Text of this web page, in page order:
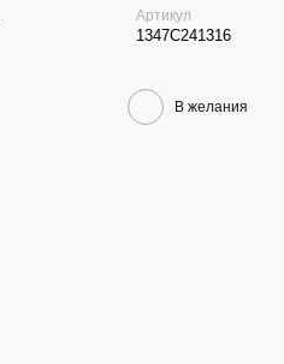
Артикул
1347C241316
В желания